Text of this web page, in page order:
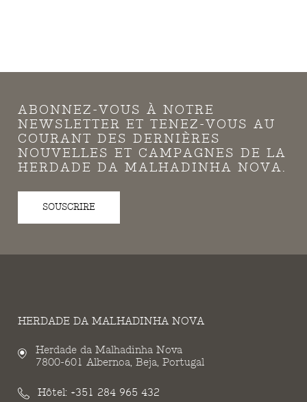
ABONNEZ-VOUS À NOTRE
NEWSLETTER ET TENEZ-VOUS AU
COURANT DES DERNIÈRES
NOUVELLES ET CAMPAGNES DE LA
HERDADE DA MALHADINHA NOVA.
SOUSCRIRE
HERDADE DA MALHADINHA NOVA
Herdade da Malhadinha Nova
7800-601 Albernoa, Beja, Portugal
Hôtel: +351 284 965 432